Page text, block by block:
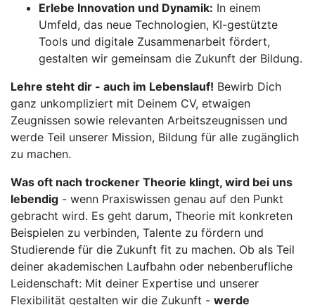
Erlebe Innovation und Dynamik: In einem
Umfeld, das neue Technologien, KI-gestützte
Tools und digitale Zusammenarbeit fördert,
gestalten wir gemeinsam die Zukunft der Bildung.
Lehre steht dir - auch im Lebenslauf! Bewirb Dich
ganz unkompliziert mit Deinem CV, etwaigen
Zeugnissen sowie relevanten Arbeitszeugnissen und
werde Teil unserer Mission, Bildung für alle zugänglich
zu machen.
Was oft nach trockener Theorie klingt, wird bei uns
lebendig - wenn Praxiswissen genau auf den Punkt
gebracht wird. Es geht darum, Theorie mit konkreten
Beispielen zu verbinden, Talente zu fördern und
Studierende für die Zukunft fit zu machen. Ob als Teil
deiner akademischen Laufbahn oder nebenberufliche
Leidenschaft: Mit deiner Expertise und unserer
Flexibilität gestalten wir die Zukunft - werde